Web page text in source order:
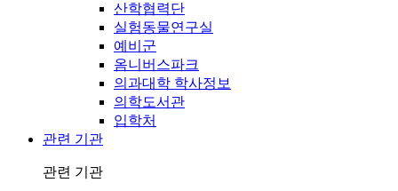
산학협력단
실험동물연구실
예비군
옴니버스파크
의과대학 학사정보
의학도서관
입학처
관련 기관
관련 기관